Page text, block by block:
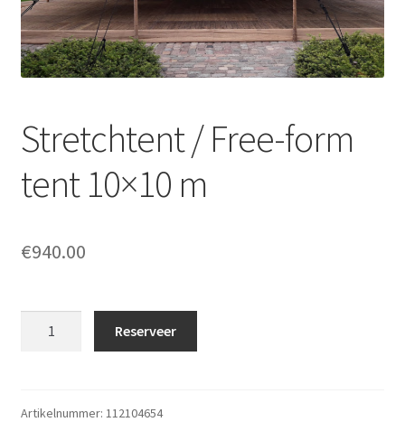
Offerte aanvraag
Privacybeleid
Stretchtent / Free-form
tent 10×10 m
€940.00
tent
Reserveer
Artikelnummer: 112104654